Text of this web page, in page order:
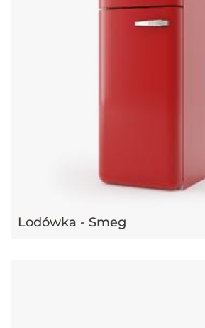
Lodówka - Smeg